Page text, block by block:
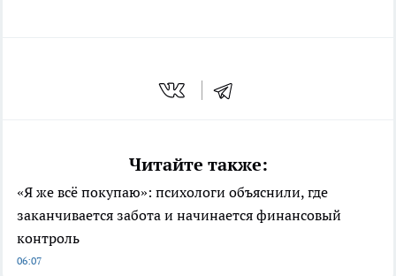
Читайте также:
«Я же всё покупаю»: психологи объяснили, где
заканчивается забота и начинается финансовый
контроль
06:07